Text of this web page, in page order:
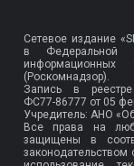
Сетевое издание
в
(Роскомнадзор).
Запись в
ФС77-86777 от 05
Учредитель: АНО
Все права на
защищены в